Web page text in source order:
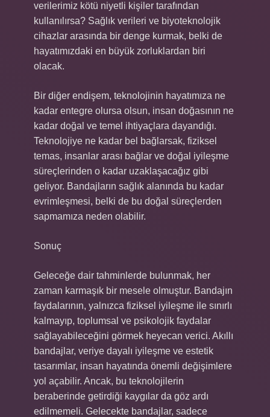
verilerimiz kötü niyetli kişiler tarafından
kullanılırsa? Sağlık verileri ve biyoteknolojik
cihazlar arasında bir denge kurmak, belki de
hayatımızdaki en büyük zorluklardan biri
olacak.
Bir diğer endişem, teknolojinin hayatımıza ne
kadar entegre olursa olsun, insan doğasının ne
kadar doğal ve temel ihtiyaçlara dayandığı.
Teknolojiye ne kadar bel bağlarsak, fiziksel
temas, insanlar arası bağlar ve doğal iyileşme
süreçlerinden o kadar uzaklaşacağız gibi
geliyor. Bandajların sağlık alanında bu kadar
evrimleşmesi, belki de bu doğal süreçlerden
sapmamıza neden olabilir.
Sonuç
Geleceğe dair tahminlerde bulunmak, her
zaman karmaşık bir mesele olmuştur. Bandajın
faydalarının, yalnızca fiziksel iyileşme ile sınırlı
kalmayıp, toplumsal ve psikolojik faydalar
sağlayabileceğini görmek heyecan verici. Akıllı
bandajlar, veriye dayalı iyileşme ve estetik
tasarımlar, insan hayatında önemli değişimlere
yol açabilir. Ancak, bu teknolojilerin
beraberinde getirdiği kaygılar da göz ardı
edilmemeli. Gelecekte bandajlar, sadece